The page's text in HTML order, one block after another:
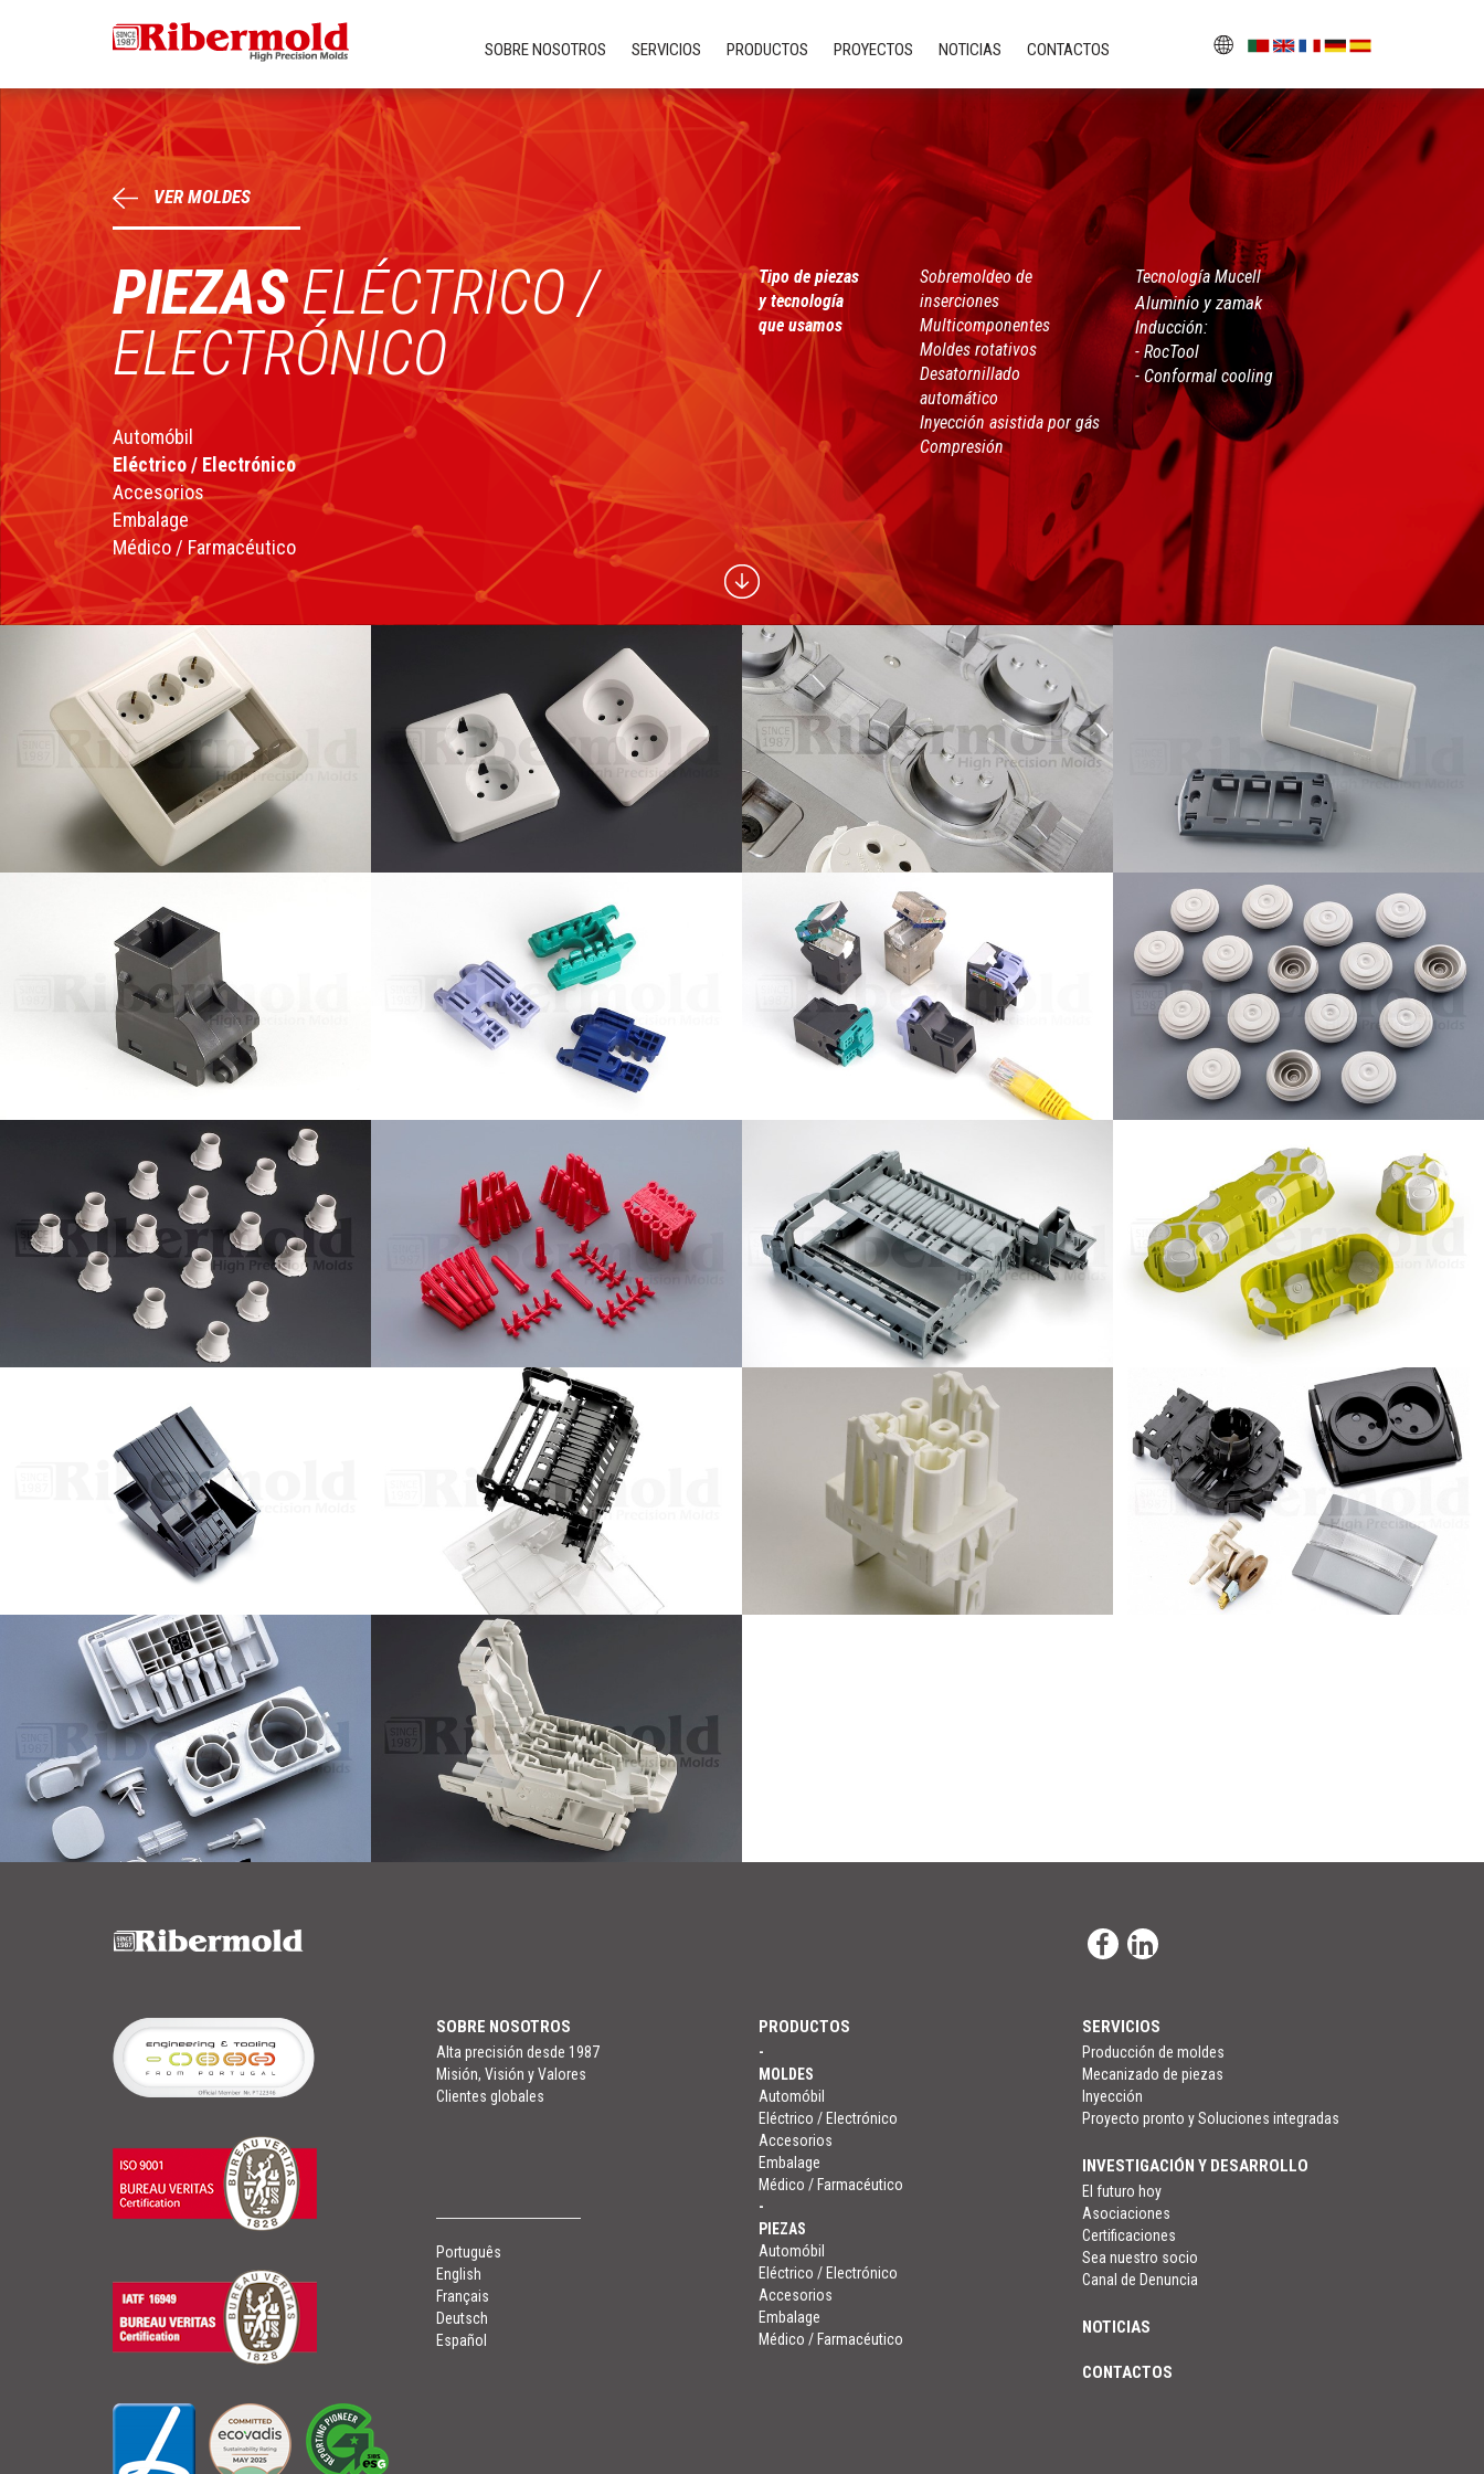
SOBRE NOSOTROS SERVICIOS PRODUCTOS PROYECTOS NOTICIAS CONTACTOS
VER MOLDES
PIEZASELÉCTRICO /
ELECTRÓNICO
Automóbil
Eléctrico / Electrónico
Accesorios
Embalage
Médico / Farmacéutico
Tipo de piezas
y tecnología
que usamos
Sobremoldeo de
inserciones
Multicomponentes
Moldes rotativos
Desatornillado
automático
Inyección asistida por gás
Compresión
Tecnología Mucell
Aluminio y zamak
Inducción:
- RocTool
- Conformal cooling
SOBRE NOSOTROS
Alta precisión desde 1987
Misión, Visión y Valores
Clientes globales
Português
English
Français
Deutsch
Español
PRODUCTOS
-
MOLDES
Automóbil
Eléctrico / Electrónico
Accesorios
Embalage
Médico / Farmacéutico
-
PIEZAS
Automóbil
Eléctrico / Electrónico
Accesorios
Embalage
Médico / Farmacéutico
SERVICIOS
Producción de moldes
Mecanizado de piezas
Inyección
Proyecto pronto y Soluciones integradas
INVESTIGACIÓN Y DESARROLLO
El futuro hoy
Asociaciones
Certificaciones
Sea nuestro socio
Canal de Denuncia
NOTICIAS
CONTACTOS